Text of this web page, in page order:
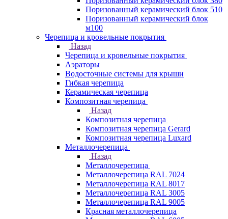
Поризованный керамический блок 510
Поризованный керамический блок
м100
Черепица и кровельные покрытия
Назад
Черепица и кровельные покрытия
Аэраторы
Водосточные системы для крыши
Гибкая черепица
Керамическая черепица
Композитная черепица
Назад
Композитная черепица
Композитная черепица Gerard
Композитная черепица Luxard
Металлочерепица
Назад
Металлочерепица
Металлочерепица RAL 7024
Металлочерепица RAL 8017
Металлочерепица RAL 3005
Металлочерепица RAL 9005
Красная металлочерепица